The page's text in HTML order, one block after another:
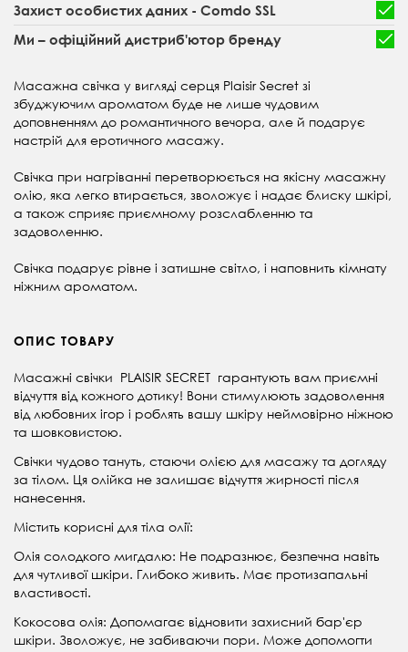
Захист особистих даних - Comdo SSL
Ми – офіційний дистриб'ютор бренду
Масажна свічка у вигляді серця Plaisir Secret зі
збуджуючим ароматом буде не лише чудовим
доповненням до романтичного вечора, але й подарує
настрій для еротичного масажу.
Свічка при нагріванні перетворюється на якісну масажну
олію, яка легко втирається, зволожує і надає блиску шкірі,
а також сприяє приємному розслабленню та
задоволенню.
Свічка подарує рівне і затишне світло, і наповнить кімнату
ніжним ароматом.
ОПИС ТОВАРУ
Масажні свічки PLAISIR SECRET гарантують вам приємні
відчуття від кожного дотику! Вони стимулюють задоволення
від любовних ігор і роблять вашу шкіру неймовірно ніжною
та шовковистою.
Свічки чудово тануть, стаючи олією для масажу та догляду
за тілом. Ця олійка не залишає відчуття жирності після
нанесення.
Містить корисні для тіла олії:
Олія солодкого мигдалю: Не подразнює, безпечна навіть
для чутливої шкіри. Глибоко живить. Має протизапальні
властивості.
Кокосова олія: Допомагає відновити захисний бар'єр
шкіри. Зволожує, не забиваючи пори. Може допомогти